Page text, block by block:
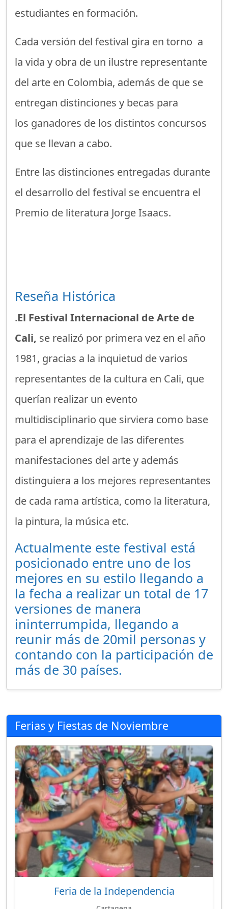
estudiantes en formación.
Cada versión del festival gira en torno a
la vida y obra de un ilustre representante
del arte en Colombia, además de que se
entregan distinciones y becas para
los ganadores de los distintos concursos
que se llevan a cabo.
Entre las distinciones entregadas durante
el desarrollo del festival se encuentra el
Premio de literatura Jorge Isaacs.
Reseña Histórica
.El Festival Internacional de Arte de
Cali, se realizó por primera vez en el año
1981, gracias a la inquietud de varios
representantes de la cultura en Cali, que
querían realizar un evento
multidisciplinario que sirviera como base
para el aprendizaje de las diferentes
manifestaciones del arte y además
distinguiera a los mejores representantes
de cada rama artística, como la literatura,
la pintura, la música etc.
Actualmente este festival está
posicionado entre uno de los
mejores en su estilo llegando a
la fecha a realizar un total de 17
versiones de manera
ininterrumpida, llegando a
reunir más de 20mil personas y
contando con la participación de
más de 30 países.
Ferias y Fiestas de Noviembre
Feria de la Independencia